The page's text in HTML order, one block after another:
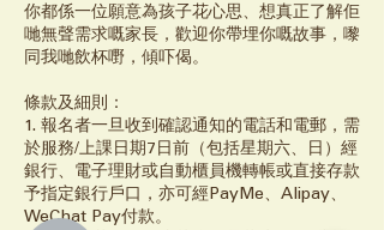
你都係一位願意為孩子花心思、想真正了解佢
哋無聲需求嘅家長，歡迎你帶埋你嘅故事，嚟
同我哋飲杯嘢，傾吓偈。
條款及細則：
1. 報名者一旦收到確認通知的電話和電郵，需
於服務/上課日期7日前（包括星期六、日）經
銀行、電子理財或自動櫃員機轉帳或直接存款
予指定銀行戶口，亦可經PayMe、Alipay、
WeChat Pay付款。